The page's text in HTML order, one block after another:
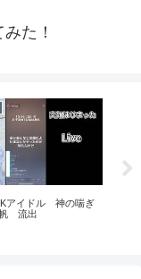
た！
アイドル 神の喘ぎ
流出